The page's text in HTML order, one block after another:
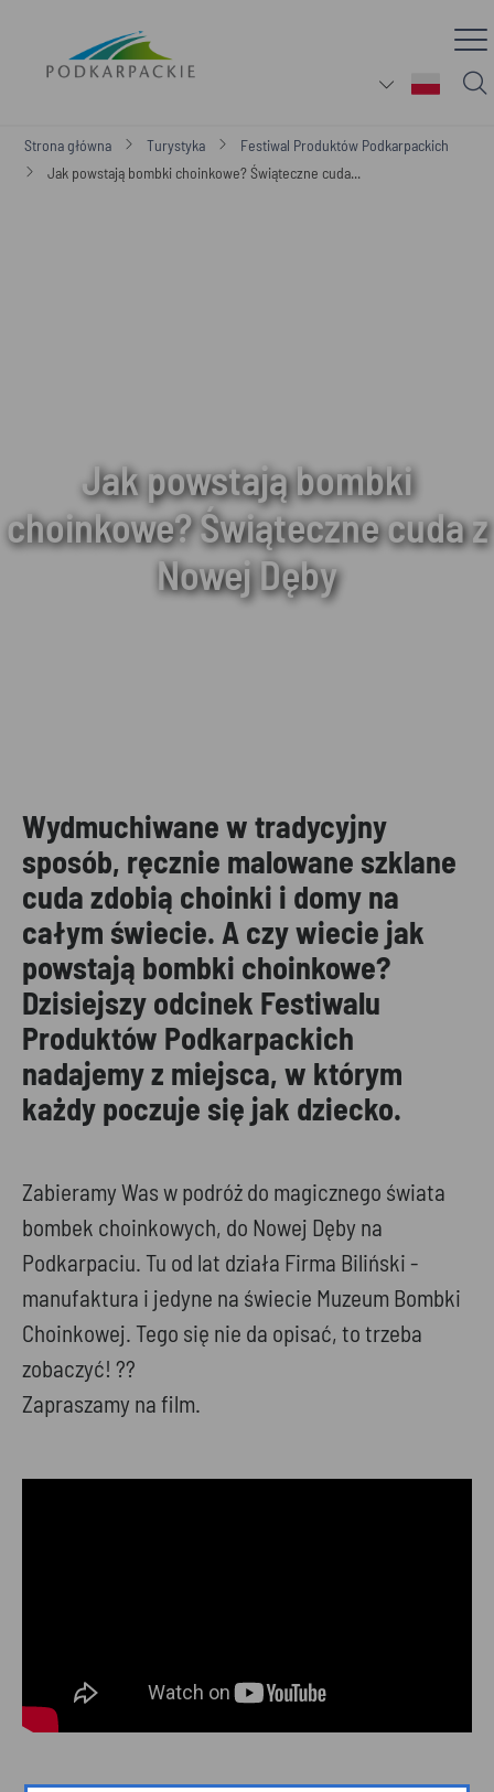
Strona główna Turystyka
Festiwal Produktów Podkarpackich
Jak powstają bombki choinkowe? Świąteczne cuda...
Jak powstają bombki
choinkowe? Świąteczne cuda z
Nowej Dęby
Wydmuchiwane w tradycyjny
sposób, ręcznie malowane szklane
cuda zdobią choinki i domy na
całym świecie. A czy wiecie jak
powstają bombki choinkowe?
Dzisiejszy odcinek Festiwalu
Produktów Podkarpackich
nadajemy z miejsca, w którym
każdy poczuje się jak dziecko.
Zabieramy Was w podróż do magicznego świata
bombek choinkowych, do Nowej Dęby na
Podkarpaciu. Tu od lat działa Firma Biliński -
manufaktura i jedyne na świecie Muzeum Bombki
Choinkowej. Tego się nie da opisać, to trzeba
zobaczyć! ??
Zapraszamy na film.